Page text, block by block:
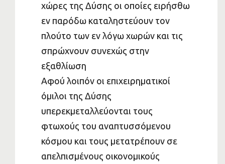
χώρες της Δύσης οι οποίες ειρήσθω
εν παρόδω καταληστεύουν τον
πλούτο των εν λόγω χωρών και τις
σπρώχνουν συνεχώς στην
εξαθλίωση
Αφού λοιπόν οι επιχειρηματικοί
όμιλοι της Δύσης
υπερεκμεταλλεύονται τους
φτωχούς του αναπτυσσόμενου
κόσμου και τους μετατρέπουν σε
απελπισμένους οικονομικούς